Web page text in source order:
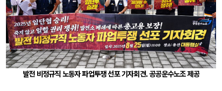
발전 비정규직 노동자 파업투쟁 선포 기자회견. 공공운수노조 제공